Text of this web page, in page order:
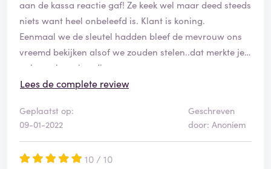
aan de kassa reactie gaf! Ze keek wel maar deed steeds
niets want heel onbeleefd is. Klant is koning.
Eenmaal we de sleutel hadden bleef de mevrouw ons
vreemd bekijken alsof we zouden stelen..dat merkte je
ook aan haar houding..
gaan afrekenen aan de kassa, aan de kassa was er een
andere dame met bruin haar en een bril zij was een zo
gemeen en arrogant..ze rekende als eerst een euro te
veel aan en zuchtte de hele tijd! Ook draaide ze met
Lees de complete review
Geplaatst op:
09-01-2022
Geschreven
door: Anoniem
10 / 10